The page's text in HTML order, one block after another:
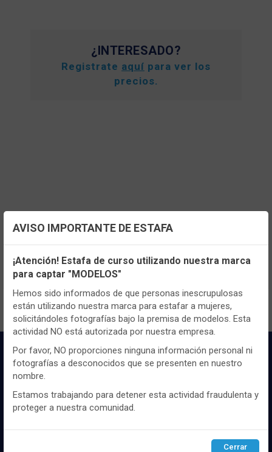
¿INTERESADO?
Registrate aquí para ver los
precios.
Registrate aquí
para poder ver todo el
contenido y los precios.
Configuración de cookies
Utilizamos cookies propias y de terceros, de sesión o
persistentes, para hacer funcionar de manera segura nuestra
página web y personalizar su contenido.
Igualmente, utilizamos cookies para medir y obtener datos de
la navegación que realizas y para ajustar el contenido a tus
gustos y preferencias.
Puedesconfigurary aceptar el uso de cookies a tu gusto.
Para obtener más información visita nuestra
cookies .
Configurar Rechazar ACEPTAR
AVISO IMPORTANTE DE ESTAFA
¡Atención! Estafa de curso utilizando nuestra marca
para captar "MODELOS"
Hemos sido informados de que personas inescrupulosas
están utilizando nuestra marca para estafar a mujeres,
solicitándoles fotografías bajo la premisa de modelos. Esta
actividad NO está autorizada por nuestra empresa.
Por favor, NO proporciones ninguna información personal ni
fotografías a desconocidos que se presenten en nuestro
nombre.
Estamos trabajando para detener esta actividad fraudulenta y
proteger a nuestra comunidad.
Cerrar